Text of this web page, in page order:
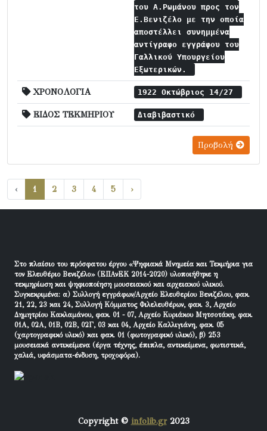
του Α.Ρωμάνου προς τον
Ε.Βενιζέλο με την οποία
αποστέλλει συνημμένα
αντίγραφο εγγράφου του
Γαλλικού Υπουργείου
Εξωτερικών.
ΧΡΟΝΟΛΟΓΙΑ 1922 Οκτώβριος 14/27
ΕΙΔΟΣ ΤΕΚΜΗΡΙΟΥ Διαβιβαστικό
Προβολή
‹ 1 2 3 4 5 ›
Στο πλαίσιο του πρόσφατου έργου «Ψηφιακά Μνημεία και Τεκμήρια για
τον Ελευθέριο Βενιζέλο» (ΕΠΑνΕΚ 2014-2020) υλοποιήθηκε η
τεκμηρίωση και ψηφιοποίηση μουσειακού και αρχειακού υλικού.
Συγκεκριμένα: α) Συλλογή εγγράφων/Αρχείο Ελευθερίου Βενιζέλου, φακ.
21, 22, 23 και 24, Συλλογή Κόμματος Φιλελευθέρων, φακ. 3, Αρχείο
Δημητρίου Κακλαμάνου, φακ. 01 - 07, Αρχείο Κυριάκου Μητσοτάκη, φακ.
01Α, 02Α, 01Β, 02Β, 02Γ, 03 και 04, Αρχείο Καλλιγιάνη, φακ. 05
(χαρτογραφικό υλικό) και φακ. 01 (φωτογραφικό υλικό), β) 253
μουσειακά αντικείμενα (έργα τέχνης, έπιπλα, αντικείμενα, φωτιστικά,
χαλιά, υφάσματα-ένδυση, τροχοφόρα).
Copyright © infolib.gr2023